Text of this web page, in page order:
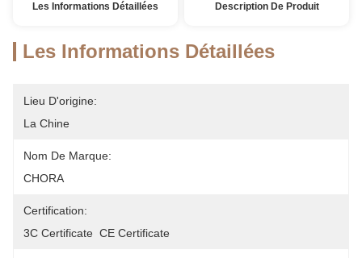
Les Informations Détaillées Description De Produit
Les Informations Détaillées
Lieu D'origine:
La Chine
Nom De Marque:
CHORA
Certification:
3C Certificate  CE Certificate